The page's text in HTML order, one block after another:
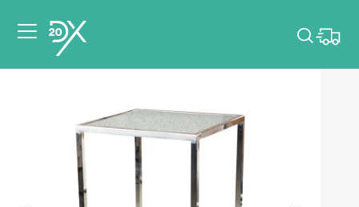
dates de votre
événement.
Choisir mes dates